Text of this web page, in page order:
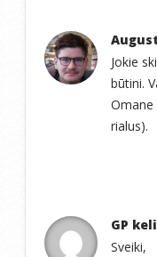
Jokie
būtini.
Omane
rialus).
GP
Sveiki,